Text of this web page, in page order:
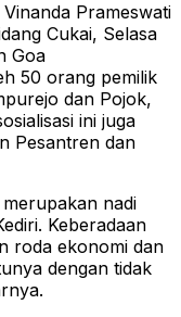
Prameswati
Cukai, Selasa
Goa
50 orang pemilik
dan Pojok,
ini juga
Pesantren dan
nadi
Keberadaan
roda ekonomi dan
dengan tidak